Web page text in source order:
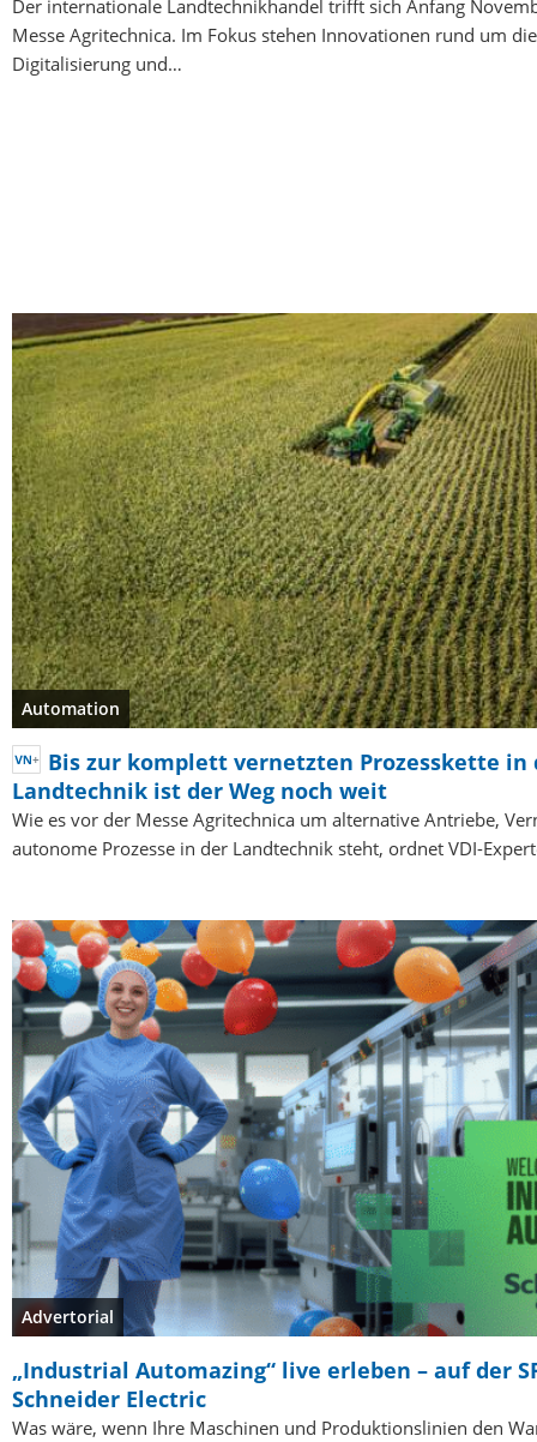
Der internationale Landtechnikhandel trifft sich Anfang
Messe Agritechnica. Im Fokus stehen Innovationen rund um die
Digitalisierung und…
Automation
Bis zur komplett vernetzten Prozesskette in
Landtechnik ist der Weg noch weit
Wie es vor der Messe Agritechnica um alternative Antriebe,
autonome Prozesse in der Landtechnik steht, ordnet VDI-
Advertorial
„Industrial Automazing“ live erleben – auf der
Schneider Electric
Was wäre, wenn Ihre Maschinen und Produktionslinien den